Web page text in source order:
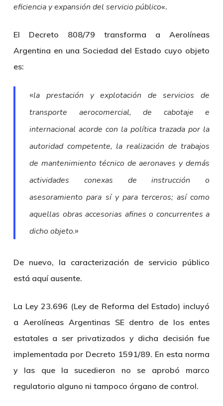
eficiencia y expansión del servicio público«.
El Decreto 808/79 transforma a Aerolíneas
Argentina en una Sociedad del Estado cuyo objeto
es:
«la prestación y explotación de servicios de
transporte aerocomercial, de cabotaje e
internacional acorde con la política trazada por la
autoridad competente, la realización de trabajos
de mantenimiento técnico de aeronaves y demás
actividades conexas de instrucción o
asesoramiento para sí y para terceros; así como
aquellas obras accesorias afines o concurrentes a
dicho objeto.»
De nuevo, la caracterización de servicio público
está aquí ausente.
La Ley 23.696 (Ley de Reforma del Estado) incluyó
a Aerolíneas Argentinas SE dentro de los entes
estatales a ser privatizados y dicha decisión fue
implementada por Decreto 1591/89. En esta norma
y las que la sucedieron no se aprobó marco
regulatorio alguno ni tampoco órgano de control.